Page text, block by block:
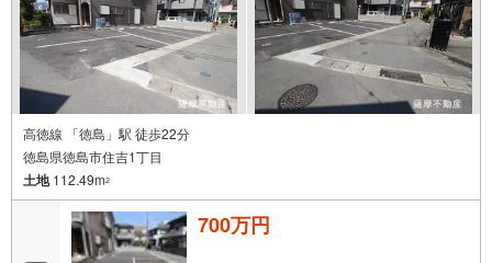
高徳線 「徳島」駅 徒歩22分
徳島県徳島市住吉1丁目
土地112.49m2
700万円